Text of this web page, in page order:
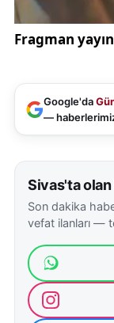
Google'da
—
Sivas'ta
Son dakika
vefat ilanları —